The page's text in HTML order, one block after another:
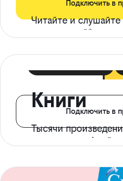
Читайте и
ограничений*
Подключить в
Книги
Тысячи
с доступом офлайн
Подключить в